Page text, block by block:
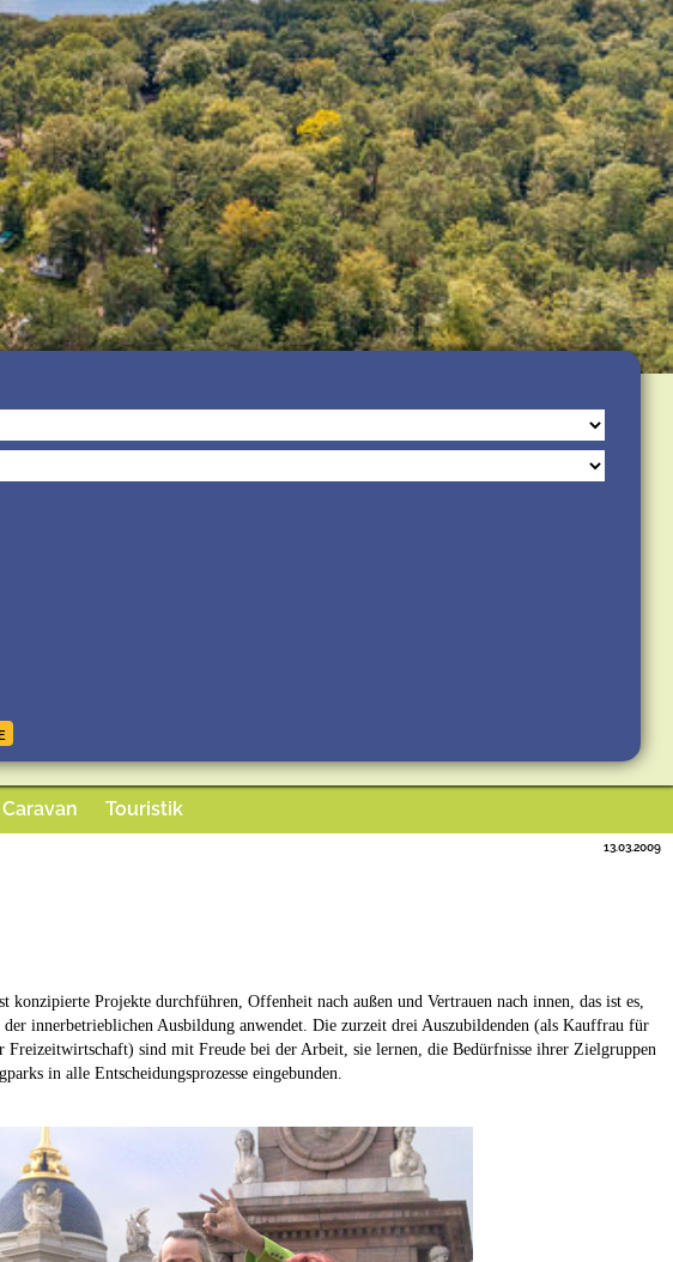
Touristik
13.03.2009
konzipierte Projekte durchführen, Offenheit nach außen und Vertrauen nach innen, das ist es,
innerbetrieblichen Ausbildung anwendet. Die zurzeit drei Auszubildenden (als Kauffrau für
Freizeitwirtschaft) sind mit Freude bei der Arbeit, sie lernen, die Bedürfnisse ihrer Zielgruppen
in alle Entscheidungsprozesse eingebunden.